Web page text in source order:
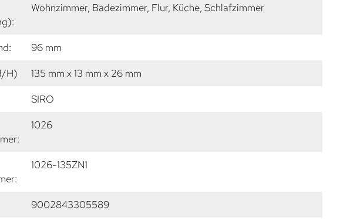
Wohnzimmer, Badezimmer, Flur, Küche, Schlafzimmer
96 mm
H)
135 mm x 13 mm x 26 mm
SIRO
1026
1026-135ZN1
9002843305589